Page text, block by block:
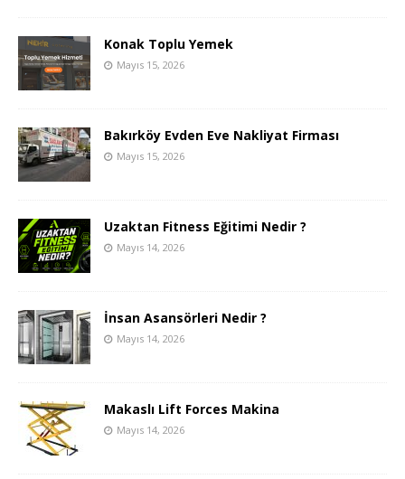
Konak Toplu Yemek
Mayıs 15, 2026
Bakırköy Evden Eve Nakliyat Firması
Mayıs 15, 2026
Uzaktan Fitness Eğitimi Nedir ?
Mayıs 14, 2026
İnsan Asansörleri Nedir ?
Mayıs 14, 2026
Makaslı Lift Forces Makina
Mayıs 14, 2026